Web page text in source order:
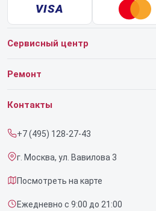
VISA
Сервисный центр
О нашем сервисе
Срочный ремонт
Доставка и способы оплаты
Диагностика
Ремонт
Роботов-пылесосов
Контакты
+7 (495) 128-27-43
г. Москва, ул. Вавилова 3
Посмотреть на карте
Ежедневно с 9:00 до 21:00